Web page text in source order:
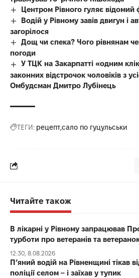
Центром Рівного гуляє відомий
Водій у Рівному завів двигун і
загорілося
Дощ чи спека? Чого рівнянам
погоди
У ТЦК на Закарпатті «одним
законних відстрочок чоловіків з
Омбудсман Дмитро Лубінець
ТЕГИ: рецептсало по гуцульськи
Читайте також
В лікарні у Рівному запрацював
турботи про ветеранів та
12:30, 8.08.2026
П’яний водій на Рівненщині тікав
поліції селом – і заїхав у тупик